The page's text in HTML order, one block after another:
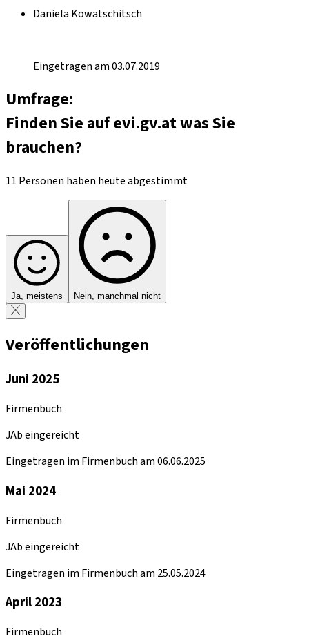
Daniela Kowatschitsch
Eingetragen am 03.07.2019
Umfrage:
Finden Sie auf evi.gv.at was Sie
brauchen?
11 Personen haben heute abgestimmt
Ja, meistens Nein, manchmal nicht
Veröffentlichungen
Juni 2025
Firmenbuch
JAb eingereicht
Eingetragen im Firmenbuch am 06.06.2025
Mai 2024
Firmenbuch
JAb eingereicht
Eingetragen im Firmenbuch am 25.05.2024
April 2023
Firmenbuch